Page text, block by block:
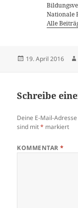
Nationale
Alle
Veröffentlicht
19. April 2016
Schreibe
Deine E-Mail-
sind mit* markiert
KOMMENTAR*